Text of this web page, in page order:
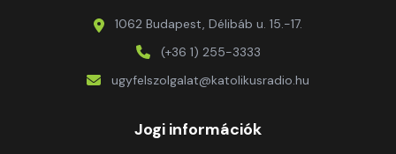
1062 Budapest, Délibáb u. 15.-17.
(+36 1) 255-3333
ugyfelszolgalat@katolikusradio.hu
Jogi információk